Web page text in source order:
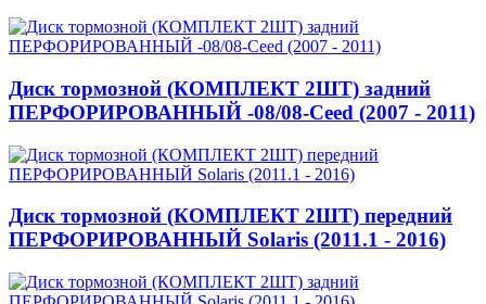
Диск тормозной (КОМПЛЕКТ 2ШТ) задний
ПЕРФОРИРОВАННЫЙ -08/08-Ceed (2007 - 2011)
Диск тормозной (КОМПЛЕКТ 2ШТ) передний
ПЕРФОРИРОВАННЫЙ Solaris (2011.1 - 2016)